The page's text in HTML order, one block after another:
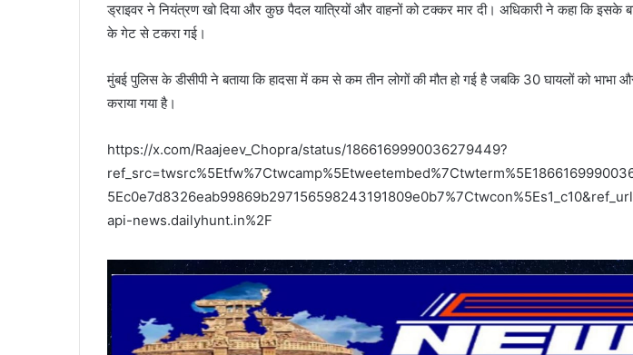
ड्राइवर ने नियंत्रण खो दिया और कुछ पैदल यात्रियों और वाहनों को टक्कर मार दी। अधिकारी ने कहा कि इसके
के गेट से टकरा गई।
मुंबई पुलिस के डीसीपी ने बताया कि हादसा में कम से कम तीन लोगों की मौत हो गई है जबकि 30 घायलों को भाभा
कराया गया है।
https://x.com/Raajeev_Chopra/status/1866169990036279449?
api-news.dailyhunt.in%2F